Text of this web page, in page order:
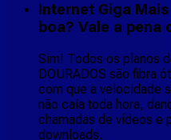
Internet Giga Mais
boa? Vale a pena
Sim! Todos os planos
DOURADOS são fibra
com que a velocidade
não caia toda hora,
chamadas de vídeos e
downloads.